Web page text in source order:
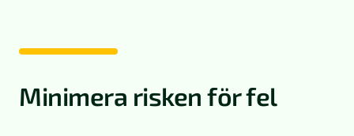
Minimera risken för fel